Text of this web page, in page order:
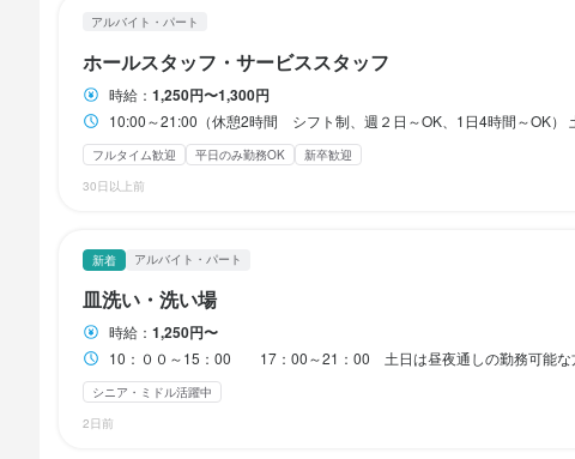
アルバイト・パート
ホールスタッフ・サービススタッフ
時給： 1,250円〜1,300円
10:00～21:00（休憩2時間 シフト制、週２日～OK、1日4時間～OK） 土日固定で勤務できる
フルタイム歓迎 平日のみ勤務OK
新卒歓迎
30日以上前
新着 アルバイト・パート
皿洗い・洗い場
時給： 1,250円〜
10：００～15：00 17：00～21：00 土日は昼夜通しの勤務可能な方歓迎 希望を伺ったうえで相談、毎月シフト
シニア・ミドル活躍中
2日前
身に付くスキル
カクテル技法 高級食材の知識 英会話 ワインの知識 ウイスキーの知識 リキュ
洋菓子の知識
鉄板グリル鎌倉山
勤務地
神奈川県藤沢市南藤沢2-1-2 ザ・プライム 7F
少しでも興味をお持ちでしたら、ぜひお気軽にご応募ください。一
鉄板グリル鎌倉山
勤務地
神奈川県藤沢市南藤沢2-1-2 ザ・プライム 7F
連絡先
046-627-1617
学歴不問 新卒歓迎
仕事内容
【調理スタッフ】
す。
鉄板焼きの焼き手としてデビューできるまで親切指導いたします。
【ホールスタッフ】
電話対応、ご案内、オーダーテイク、ドリンク作成、配膳、接客、
般をお任せします。　無理なくマイペースで習得していってください
【調理スタッフ】
この仕事のおすすめポイント
難しい作業はありません。　皿の種類が多いので的確に丁寧に作業
要望など相談してください。
選考の流れ
面接後1回勤務していただき問題がなければ即継続採用いたします。